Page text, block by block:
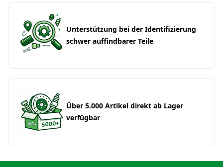
Unterstützung bei der Identifizierung
schwer auffindbarer Teile
Über 5.000 Artikel direkt ab Lager
verfügbar